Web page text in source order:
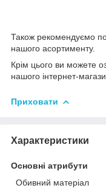
Також рекомендуємо
нашого асортименту.
Крім цього ви можете
нашого інтернет-
Приховати
Характеристики
Основні атрибути
Обивний матеріал